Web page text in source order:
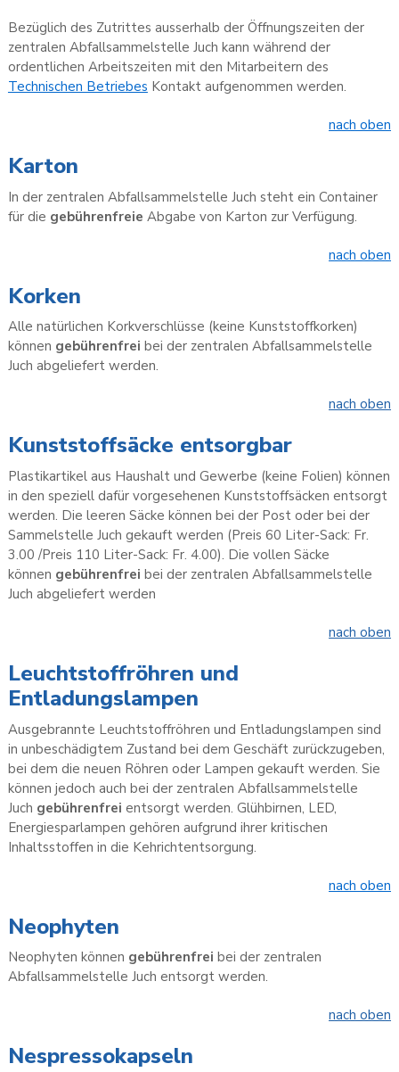
Bezüglich des Zutrittes ausserhalb der Öffnungszeiten der
zentralen Abfallsammelstelle Juch kann während der
ordentlichen Arbeitszeiten mit den Mitarbeitern des
Technischen Betriebes Kontakt aufgenommen werden.
nach oben
Karton
In der zentralen Abfallsammelstelle Juch steht ein Container
für die gebührenfreie Abgabe von Karton zur Verfügung.
nach oben
Korken
Alle natürlichen Korkverschlüsse (keine Kunststoffkorken)
können gebührenfrei bei der zentralen Abfallsammelstelle
Juch abgeliefert werden.
nach oben
Kunststoffsäcke entsorgbar
Plastikartikel aus Haushalt und Gewerbe (keine Folien) können
in den speziell dafür vorgesehenen Kunststoffsäcken entsorgt
werden. Die leeren Säcke können bei der Post oder bei der
Sammelstelle Juch gekauft werden (Preis 60 Liter-Sack: Fr.
3.00 /Preis 110 Liter-Sack: Fr. 4.00). Die vollen Säcke
können gebührenfrei bei der zentralen Abfallsammelstelle
Juch abgeliefert werden
nach oben
Leuchtstoffröhren und
Entladungslampen
Ausgebrannte Leuchtstoffröhren und Entladungslampen sind
in unbeschädigtem Zustand bei dem Geschäft zurückzugeben,
bei dem die neuen Röhren oder Lampen gekauft werden. Sie
können jedoch auch bei der zentralen Abfallsammelstelle
Juch gebührenfrei entsorgt werden. Glühbirnen, LED,
Energiesparlampen gehören aufgrund ihrer kritischen
Inhaltsstoffen in die Kehrichtentsorgung.
nach oben
Neophyten
Neophyten können gebührenfrei bei der zentralen
Abfallsammelstelle Juch entsorgt werden.
nach oben
Nespressokapseln